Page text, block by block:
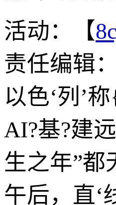
活动：【
责任编辑
以色‘列’
AI?基?建
生之年”都
午后，直‘